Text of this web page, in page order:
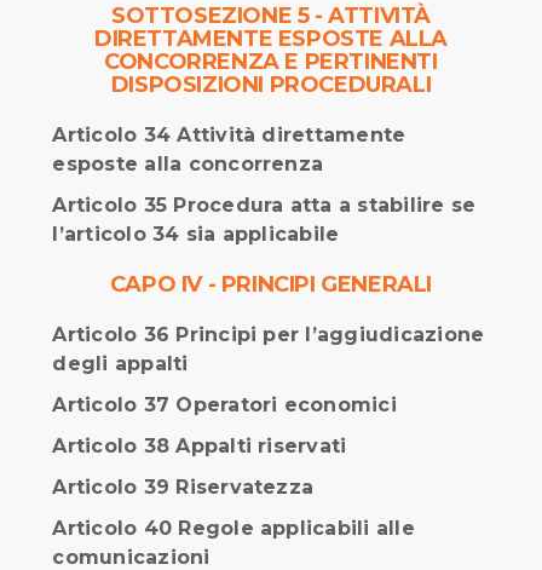
SOTTOSEZIONE 5 - ATTIVITÀ
DIRETTAMENTE ESPOSTE ALLA
CONCORRENZA E PERTINENTI
DISPOSIZIONI PROCEDURALI
Articolo 34 Attività direttamente
esposte alla concorrenza
Articolo 35 Procedura atta a stabilire se
l’articolo 34 sia applicabile
CAPO IV - PRINCIPI GENERALI
Articolo 36 Principi per l’aggiudicazione
degli appalti
Articolo 37 Operatori economici
Articolo 38 Appalti riservati
Articolo 39 Riservatezza
Articolo 40 Regole applicabili alle
comunicazioni